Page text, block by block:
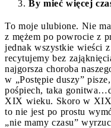
By mieć więcej
To moje ulubione. Nie
z mężem po powrocie z
jednak wszystkie wieści
recytujemy bez
najgorsza choroba
w „Postępie duszy”
pośpiech, taka
XIX wieku. Skoro w
to nie jest po prostu
„nie mamy czasu”